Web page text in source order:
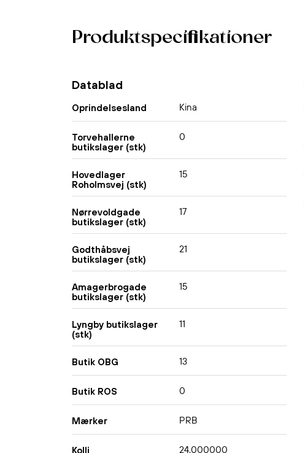
Produktspecifikationer
Datablad
Oprindelsesland Kina
Torvehallerne
butikslager (stk)
0
Hovedlager
Roholmsvej (stk)
15
Nørrevoldgade
butikslager (stk)
17
Godthåbsvej
butikslager (stk)
21
Amagerbrogade
butikslager (stk)
15
Lyngby butikslager
(stk)
11
Butik OBG 13
Butik ROS 0
Mærker PRB
Kolli 24,000000